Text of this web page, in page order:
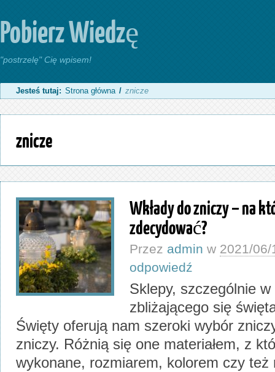
Pobierz Wiedzę
"postrzelę" Cię wpisem!
Jesteś tutaj: Strona główna / znicze
znicze
Wkłady do zniczy – na
zdecydować?
Przez admin w 2021/06/
odpowiedź
Sklepy, szczególnie
zbliżającego się
Święty oferują nam szeroki wybór
zniczy. Różnią się one materiałem, z
wykonane, rozmiarem, kolorem czy też